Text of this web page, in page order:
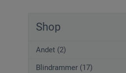
Shop
Andet (2)
Blindrammer (17)